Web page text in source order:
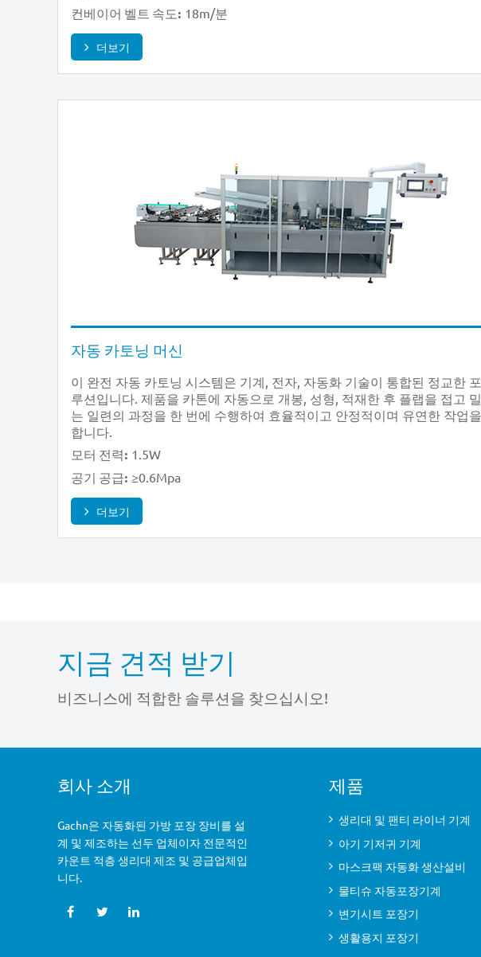
컨베이어 벨트 속도: 18m/분
더보기
자동 카토닝 머신
이 완전 자동 카토닝 시스템은 기계, 전자, 자동화 기술이 통합된 정교한
루션입니다. 제품을 카톤에 자동으로 개봉, 성형, 적재한 후 플랩을 접고
는 일련의 과정을 한 번에 수행하여 효율적이고 안정적이며 유연한 작업
합니다.
모터 전력: 1.5W
공기 공급: ≥0.6Mpa
더보기
지금 견적 받기
비즈니스에 적합한 솔루션을 찾으십시오!
회사 소개
Gachn은 자동화된 가방 포장 장비를 설
계 및 제조하는 선두 업체이자 전문적인
카운트 적층 생리대 제조 및 공급업체입
니다.
제품
생리대 및 팬티 라이너 기계
아기 기저귀 기계
마스크팩 자동화 생산설비
물티슈 자동포장기계
변기시트 포장기
생활용지 포장기